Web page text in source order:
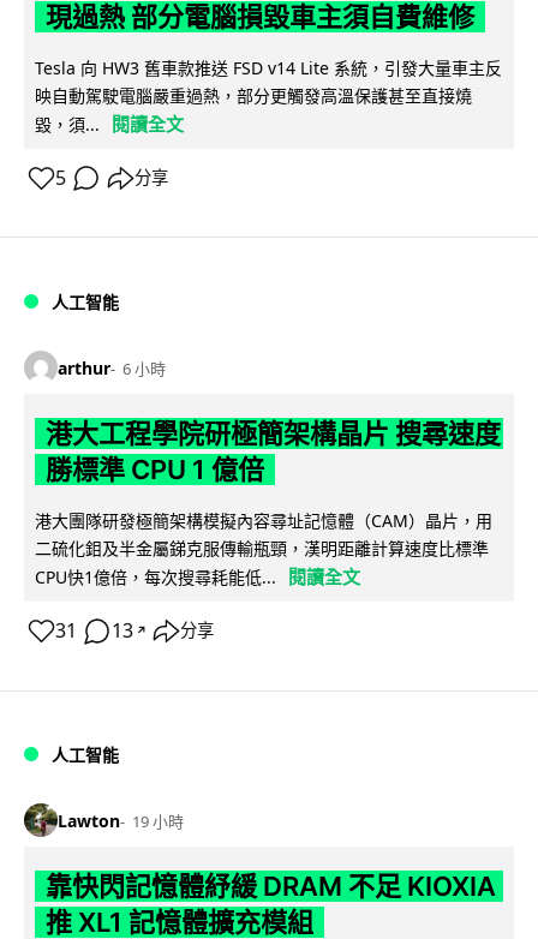
現過熱 部分電腦損毀車主須自費維修
Tesla 向 HW3 舊車款推送 FSD v14 Lite 系統，引發大量車主反
映自動駕駛電腦嚴重過熱，部分更觸發高溫保護甚至直接燒
毀，須...
閱讀全文
5 分享
人工智能
arthur 6 小時
港大工程學院研極簡架構晶片 搜尋速度
勝標準 CPU 1 億倍
港大團隊研發極簡架構模擬內容尋址記憶體（CAM）晶片，用
二硫化鉬及半金屬銻克服傳輸瓶頸，漢明距離計算速度比標準
CPU快1億倍，每次搜尋耗能低...
閱讀全文
31 13 ↗ 分享
人工智能
Lawton 19 小時
靠快閃記憶體紓緩 DRAM 不足 KIOXIA
推 XL1 記憶體擴充模組